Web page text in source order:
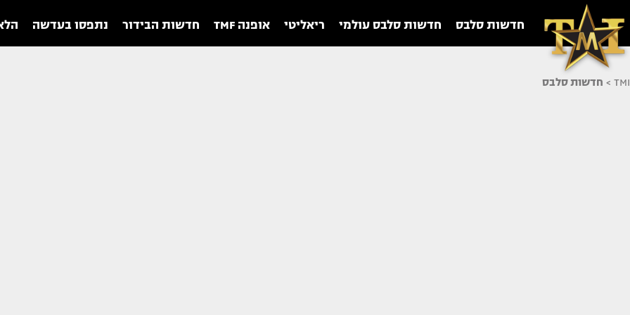
חדשות סלבס חדשות סלבס עולמי ריאליטי אופנה TMF חדשות הבידור נתפסו בעדשה
TMI
> חדשות סלבס